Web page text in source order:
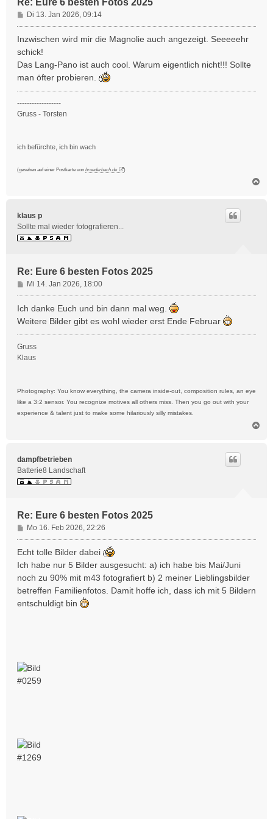
B
e
r
a
g
Di 13. Jan 2026, 09:14
Inzwischen wird mir die Magnolie auch angezeigt. Seeeeehr
schick!
Das Lang-Pano ist auch cool. Warum eigentlich nicht!!! Sollte
man öfter probieren.
------------------
Gruss - Torsten
ich befürchte, ich bin wach
(gesehen auf einer Postkarte von bruederbach.de )
klaus p
Sollte mal wieder fotografieren...
Re: Eure 6 besten Fotos 2025
B
e
i
r
a
g
Mi 14. Jan 2026, 18:00
Ich danke Euch und bin dann mal weg.
Weitere Bilder gibt es wohl wieder erst Ende Februar
Gruss
Klaus
Photography: You know everything, the camera inside-out, composition rules, an eye
like a 3:2 sensor. You recognize motives all others miss. Then you go out with your
experience & talent just to make some hilariously silly mistakes.
dampfbetrieben
Batterie8 Landschaft
Re: Eure 6 besten Fotos 2025
B
e
r
a
g
Mo 16. Feb 2026, 22:26
Echt tolle Bilder dabei
Ich habe nur 5 Bilder ausgesucht: a) ich habe bis Mai/Juni
noch zu 90% mit m43 fotografiert b) 2 meiner Lieblingsbilder
betreffen Familienfotos. Damit hoffe ich, dass ich mit 5 Bildern
entschuldigt bin
#0259
#1269